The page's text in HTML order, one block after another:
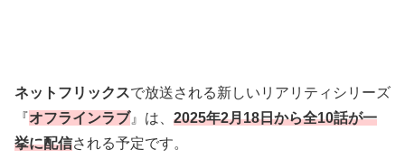
ネットフリックスで放送される新しいリアリティシリーズ
『オフラインラブ』は、 2025年2月18日から全10話が一
挙に配信される予定です。